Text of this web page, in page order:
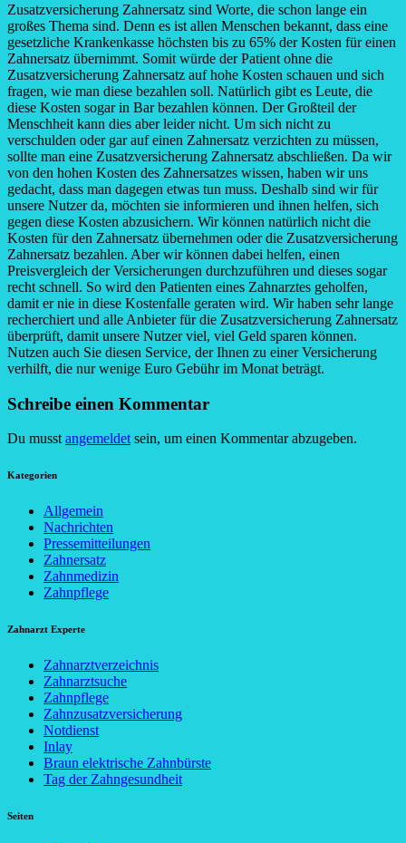
Zusatzversicherung Zahnersatz sind Worte, die schon lange ein
großes Thema sind. Denn es ist allen Menschen bekannt, dass eine
gesetzliche Krankenkasse höchsten bis zu 65% der Kosten für einen
Zahnersatz übernimmt. Somit würde der Patient ohne die
Zusatzversicherung Zahnersatz auf hohe Kosten schauen und sich
fragen, wie man diese bezahlen soll. Natürlich gibt es Leute, die
diese Kosten sogar in Bar bezahlen können. Der Großteil der
Menschheit kann dies aber leider nicht. Um sich nicht zu
verschulden oder gar auf einen Zahnersatz verzichten zu müssen,
sollte man eine Zusatzversicherung Zahnersatz abschließen. Da wir
von den hohen Kosten des Zahnersatzes wissen, haben wir uns
gedacht, dass man dagegen etwas tun muss. Deshalb sind wir für
unsere Nutzer da, möchten sie informieren und ihnen helfen, sich
gegen diese Kosten abzusichern. Wir können natürlich nicht die
Kosten für den Zahnersatz übernehmen oder die Zusatzversicherung
Zahnersatz bezahlen. Aber wir können dabei helfen, einen
Preisvergleich der Versicherungen durchzuführen und dieses sogar
recht schnell. So wird den Patienten eines Zahnarztes geholfen,
damit er nie in diese Kostenfalle geraten wird. Wir haben sehr lange
recherchiert und alle Anbieter für die Zusatzversicherung Zahnersatz
überprüft, damit unsere Nutzer viel, viel Geld sparen können.
Nutzen auch Sie diesen Service, der Ihnen zu einer Versicherung
verhilft, die nur wenige Euro Gebühr im Monat beträgt.
Schreibe einen Kommentar
Du musst angemeldet sein, um einen Kommentar abzugeben.
Kategorien
Allgemein
Nachrichten
Pressemitteilungen
Zahnersatz
Zahnmedizin
Zahnpflege
Zahnarzt Experte
Zahnarztverzeichnis
Zahnarztsuche
Zahnpflege
Zahnzusatzversicherung
Notdienst
Inlay
Braun elektrische Zahnbürste
Tag der Zahngesundheit
Seiten